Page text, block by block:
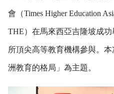
會（Times Higher Education
THE）在馬來西亞吉隆坡成
所頂尖高等教育機構參與。
洲教育的格局」為主題。